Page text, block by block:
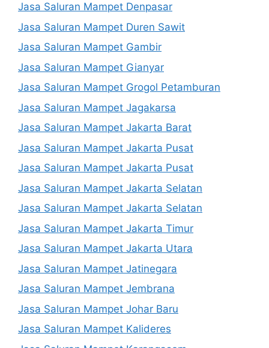
Jasa Saluran Mampet Denpasar
Jasa Saluran Mampet Duren Sawit
Jasa Saluran Mampet Gambir
Jasa Saluran Mampet Gianyar
Jasa Saluran Mampet Grogol Petamburan
Jasa Saluran Mampet Jagakarsa
Jasa Saluran Mampet Jakarta Barat
Jasa Saluran Mampet Jakarta Pusat
Jasa Saluran Mampet Jakarta Pusat
Jasa Saluran Mampet Jakarta Selatan
Jasa Saluran Mampet Jakarta Selatan
Jasa Saluran Mampet Jakarta Timur
Jasa Saluran Mampet Jakarta Utara
Jasa Saluran Mampet Jatinegara
Jasa Saluran Mampet Jembrana
Jasa Saluran Mampet Johar Baru
Jasa Saluran Mampet Kalideres